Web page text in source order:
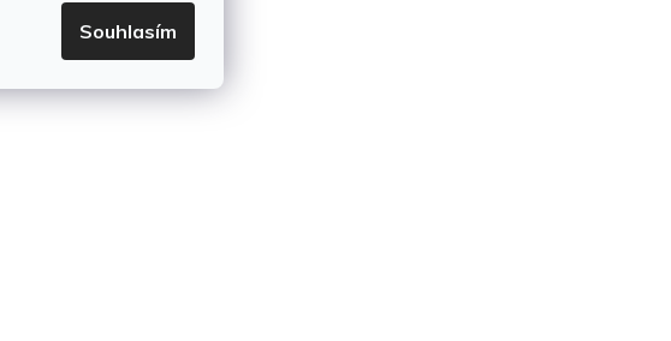
Souhlasím
v
l
á